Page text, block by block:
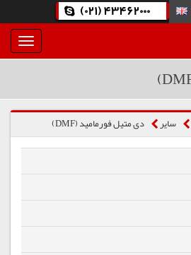
(021) 43462000
بار
و
سایر دی متیل فورمامید (DMF)